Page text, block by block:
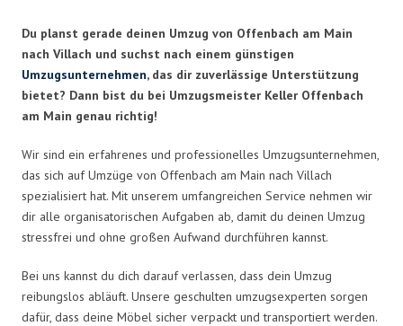
Du planst gerade deinen Umzug von Offenbach am Main
nach Villach und suchst nach einem günstigen
Umzugsunternehmen, das dir zuverlässige Unterstützung
bietet? Dann bist du bei Umzugsmeister Keller Offenbach
am Main genau richtig!
Wir sind ein erfahrenes und professionelles Umzugsunternehmen,
das sich auf Umzüge von Offenbach am Main nach Villach
spezialisiert hat. Mit unserem umfangreichen Service nehmen wir
dir alle organisatorischen Aufgaben ab, damit du deinen Umzug
stressfrei und ohne großen Aufwand durchführen kannst.
Bei uns kannst du dich darauf verlassen, dass dein Umzug
reibungslos abläuft. Unsere geschulten umzugsexperten sorgen
dafür, dass deine Möbel sicher verpackt und transportiert werden.